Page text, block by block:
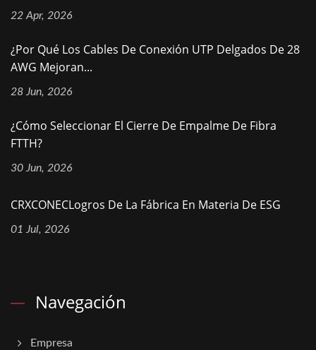
22 Apr, 2026
¿Por Qué Los Cables De Conexión UTP Delgados De 28
AWG Mejoran...
28 Jun, 2026
¿Cómo Seleccionar El Cierre De Empalme De Fibra
FTTH?
30 Jun, 2026
CRXCONECLogros De La Fábrica En Materia De ESG
01 Jul, 2026
Navegación
Empresa